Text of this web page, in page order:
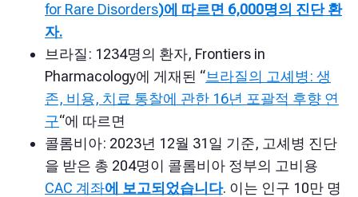
for Rare Disorders)에 따르면 6,000명의 진단 환
자.
브라질: 1234명의 환자, Frontiers in
Pharmacology에 게재된 “브라질의 고셰병: 생
존, 비용, 치료 통찰에 관한 16년 포괄적 후향 연
구“에 따르면
콜롬비아: 2023년 12월 31일 기준, 고셰병 진단
을 받은 총 204명이 콜롬비아 정부의 고비용
CAC 계좌에 보고되었습니다. 이는 인구 10만 명